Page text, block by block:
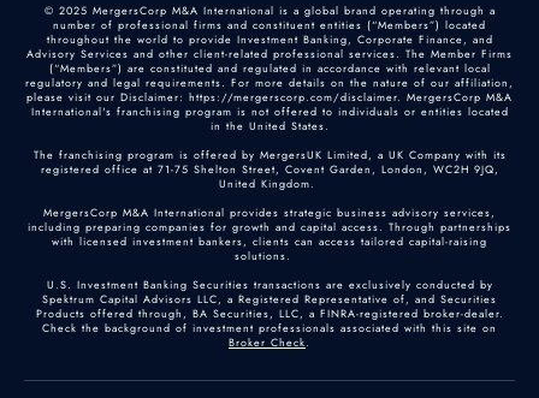
© 2025 MergersCorp M&A International is a global brand operating through a
number of professional firms and constituent entities (“Members”) located
throughout the world to provide Investment Banking, Corporate Finance, and
Advisory Services and other client-related professional services. The Member Firms
(“Members”) are constituted and regulated in accordance with relevant local
regulatory and legal requirements. For more details on the nature of our affiliation,
please visit our Disclaimer: https://mergerscorp.com/disclaimer. MergersCorp M&A
International's franchising program is not offered to individuals or entities located
in the United States.
The franchising program is offered by MergersUK Limited, a UK Company with its
registered office at 71-75 Shelton Street, Covent Garden, London, WC2H 9JQ,
United Kingdom.
MergersCorp M&A International provides strategic business advisory services,
including preparing companies for growth and capital access. Through partnerships
with licensed investment bankers, clients can access tailored capital-raising
solutions.
U.S. Investment Banking Securities transactions are exclusively conducted by
Spektrum Capital Advisors LLC, a Registered Representative of, and Securities
Products offered through, BA Securities, LLC, a FINRA-registered broker-dealer.
Check the background of investment professionals associated with this site on
Broker Check.